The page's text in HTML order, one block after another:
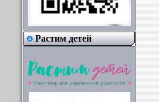
Растим детей